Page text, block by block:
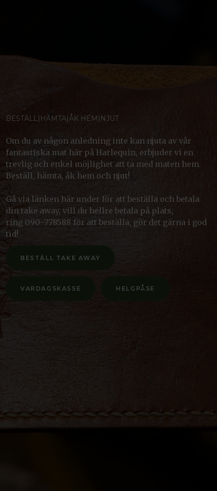
BESTÄLL|HÄMTA|ÅK HEM|NJUT
Om du av någon anledning inte kan njuta av vår
fantastiska mat här på Harlequin, erbjuder vi en
trevlig och enkel möjlighet att ta med maten hem.
Beställ, hämta, åk hem och njut!
Gå via länken här under för att beställa och betala
din take away, vill du hellre betala på plats,
ring 090–778588 för att beställa, gör det gärna i god
tid!
BESTÄLL TAKE AWAY
VARDAGSKASSE HELGPÅSE